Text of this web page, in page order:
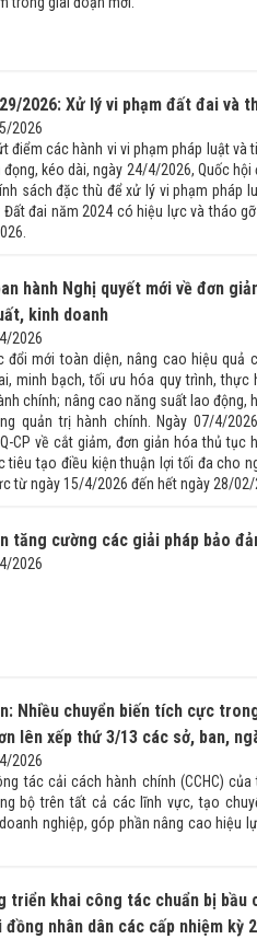
2026: Xử lý vi phạm đất đai và
2026
điểm các hành vi vi phạm pháp luật
kéo dài, ngày 24/4/2026, Quốc
sách đặc thù để xử lý vi phạm pháp
Đất đai năm 2024 có hiệu lực và tháo
hành Nghị quyết mới về đơn
kinh doanh
2026
đổi mới toàn diện, nâng cao hiệu
minh bạch, tối ưu hóa quy trình,
chính; nâng cao năng suất lao động,
quản trị hành chính. Ngày 07/4/
CP về cắt giảm, đơn giản hóa thủ tục
tạo điều kiện thuận lợi tối đa cho
từ ngày 15/4/2026 đến hết ngày 28/02/
tăng cường các giải pháp bảo
2026
Nhiều chuyển biến tích cực
lên xếp thứ 3/13 các sở, ban,
2026
tác cải cách hành chính (CCHC)
bộ trên tất cả các lĩnh vực, tạo
nghiệp, góp phần nâng cao hiệu
triển khai công tác chuẩn bị bầu
nhân dân các cấp nhiệm kỳ